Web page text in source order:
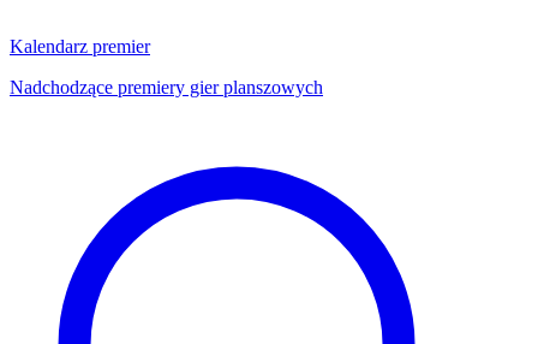
Kalendarz premier
Nadchodzące premiery gier planszowych